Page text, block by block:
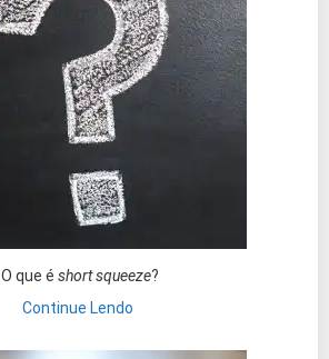
O que é short squeeze?
Continue Lendo